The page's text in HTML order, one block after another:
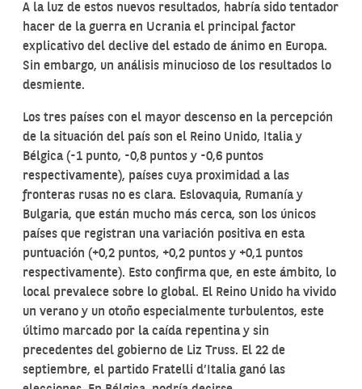
A la luz de estos nuevos resultados, habría sido tentador
hacer de la guerra en Ucrania el principal factor
explicativo del declive del estado de ánimo en Europa.
Sin embargo, un análisis minucioso de los resultados lo
desmiente.
Los tres países con el mayor descenso en la percepción
de la situación del país son el Reino Unido, Italia y
Bélgica (-1 punto, -0,8 puntos y -0,6 puntos
respectivamente), países cuya proximidad a las
fronteras rusas no es clara. Eslovaquia, Rumanía y
Bulgaria, que están mucho más cerca, son los únicos
países que registran una variación positiva en esta
puntuación (+0,2 puntos, +0,2 puntos y +0,1 puntos
respectivamente). Esto confirma que, en este ámbito, lo
local prevalece sobre lo global. El Reino Unido ha vivido
un verano y un otoño especialmente turbulentos, este
último marcado por la caída repentina y sin
precedentes del gobierno de Liz Truss. El 22 de
septiembre, el partido Fratelli d’Italia ganó las